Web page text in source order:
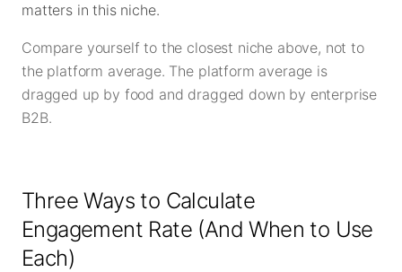
matters in this niche.
Compare yourself to the closest niche above, not to
the platform average. The platform average is
dragged up by food and dragged down by enterprise
B2B.
Three Ways to Calculate
Engagement Rate (And When to Use
Each)